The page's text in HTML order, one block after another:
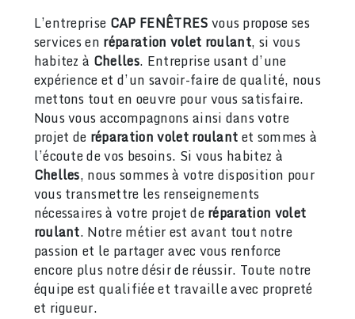
L’entreprise CAP FENÊTRESvous propose ses
services en réparation volet roulant, si vous
habitez à Chelles. Entreprise usant d’une
expérience et d’un savoir-faire de qualité, nous
mettons tout en oeuvre pour vous satisfaire.
Nous vous accompagnons ainsi dans votre
projet de réparation volet roulantet sommes à
l’écoute de vos besoins. Si vous habitez à
Chelles, nous sommes à votre disposition pour
vous transmettre les renseignements
nécessaires à votre projet deréparation volet
roulant. Notre métier est avant tout notre
passion et le partager avec vous renforce
encore plus notre désir de réussir. Toute notre
équipe est qualifiée et travaille avec propreté
et rigueur.